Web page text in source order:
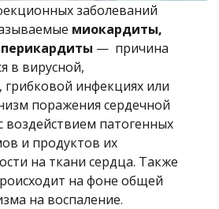
заболеваний
миокардиты,
— причина
в вирусной,
грибковой инфекциях или
поражения сердечной
патогенных
и продуктов их
на ткани сердца. Также
на фоне общей
на воспаление.